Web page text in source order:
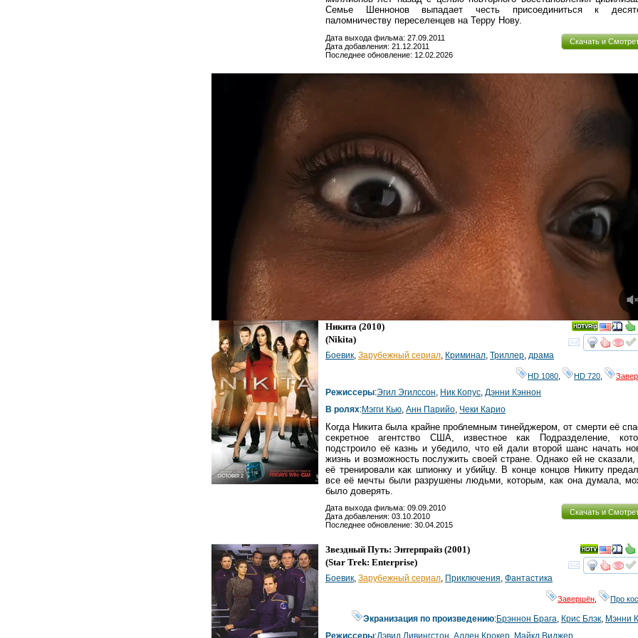
Семье Шеннонов выпадает честь присоединиться к
паломничеству переселенцев на Терру Нову.
Скачать и
Дата выхода фильма: 27.09.2011
Дата добавления: 21.12.2011
Последнее обновление: 12.02.2026
Никита (2010)
(Nikita)
Боевик Зарубежный сериал Криминал Триллер драма
HD 1080 HD 720
Режиссеры:Эгил Эгилссон Ник Копус Дэнни Кэннон
В ролях:Мэгги Кью Анн Парийо Чеки Карио
Когда Никита была крайне проблемным тинейджером, от смерти её
секретное агентство США, известное как Подразделение,
подстроило её казнь и убедило, что ей дали второй шанс начать
жизнь и возможность послужить своей стране. Однако ей не сказали,
её тренировали как шпионку и убийцу. В конце концов Никиту
все её мечты были разрушены людьми, которым, как она думала,
было доверять.
Скачать и
Дата выхода фильма: 09.09.2010
Дата добавления: 03.10.2010
Последнее обновление: 30.04.2015
Звездный Путь: Энтерпрайз (2001)
(Star Trek: Enterprise)
Боевик, Зарубежный сериал, Приключения, Фантастика
Завершён Про
Экранизация по произведению:Брэннон Брага, Крис Блэк, Мэнни